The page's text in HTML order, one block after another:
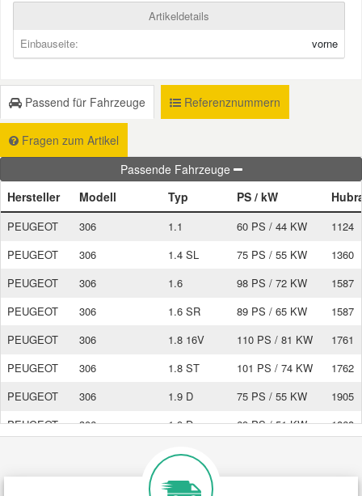
Artikeldetails
Einbauseite:
vorne
Passend für Fahrzeuge Referenznummern
Fragen zum Artikel
Passende Fahrzeuge
Hersteller
Modell Typ PS / kW
PEUGEOT 306 1.1 60 PS / 44 KW
1124
PEUGEOT
306 1.4 SL 75 PS / 55 KW
1360
PEUGEOT
306 1.6 98 PS / 72 KW
1587
PEUGEOT
306 1.6 SR 89 PS / 65 KW
1587
PEUGEOT
306 1.8 16V 110 PS / 81 KW
1761
PEUGEOT
306 1.8 ST 101 PS / 74 KW
1762
PEUGEOT
306 1.9 D 75 PS / 55 KW
1905
PEUGEOT
306 1.9 D 69 PS / 51 KW
1868
1.9 SLD
PEUGEOT
306 1.9 SLD 64 PS / 47 KW
1905
Porsche Ersatzteile
Seat Ersatzteile
Smart Ersatzteile
Suzuki Ersatzteile
Vauxhall Ersatzteile